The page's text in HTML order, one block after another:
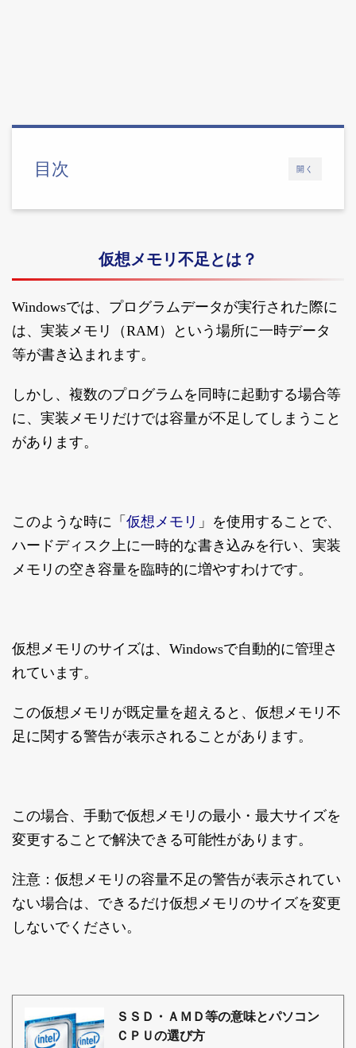
開く
目次
仮想メモリ不足とは？
Windowsでは、プログラムデータが実行された際に
は、実装メモリ（RAM）という場所に一時データ
等が書き込まれます。
しかし、複数のプログラムを同時に起動する場合等
に、実装メモリだけでは容量が不足してしまうこと
があります。
このような時に「 仮想メモリ 」を使用することで、
ハードディスク上に一時的な書き込みを行い、実装
メモリの空き容量を臨時的に増やすわけです。
仮想メモリのサイズは、Windowsで自動的に管理さ
れています。
この仮想メモリが既定量を超えると、仮想メモリ不
足に関する警告が表示されることがあります。
この場合、手動で仮想メモリの最小・最大サイズを
変更することで解決できる可能性があります。
注意：仮想メモリの容量不足の警告が表示されてい
ない場合は、できるだけ仮想メモリのサイズを変更
しないでください。
ＳＳＤ・ＡＭＤ等の意味とパソコン
ＣＰＵの選び方